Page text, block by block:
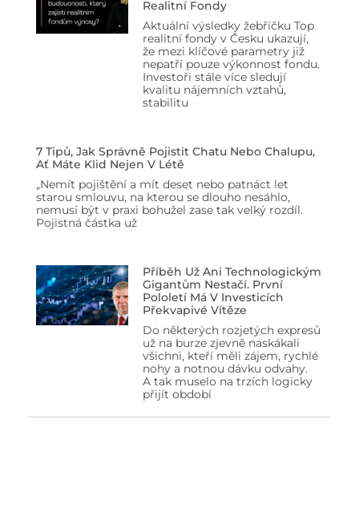
Realitní Fondy
Aktuální výsledky žebříčku Top
realitní fondy v Česku ukazují,
že mezi klíčové parametry již
nepatří pouze výkonnost fondu.
Investoři stále více sledují
kvalitu nájemních vztahů,
stabilitu
7 Tipů, Jak Správně Pojistit Chatu Nebo Chalupu,
Ať Máte Klid Nejen V Létě
„Nemít pojištění a mít deset nebo patnáct let
starou smlouvu, na kterou se dlouho nesáhlo,
nemusí být v praxi bohužel zase tak velký rozdíl.
Pojistná částka už
Příběh Už Ani Technologickým
Gigantům Nestačí. První
Pololetí Má V Investicích
Překvapivé Vítěze
Do některých rozjetých expresů
už na burze zjevně naskákali
všichni, kteří měli zájem, rychlé
nohy a notnou dávku odvahy.
A tak muselo na trzích logicky
přijít období